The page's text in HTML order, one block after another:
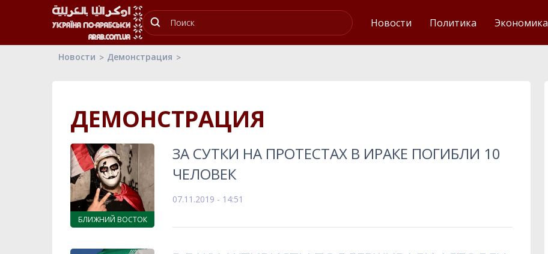
Новости Политика Экономика
Новости Демонстрация
ДЕМОНСТРАЦИЯ
БЛИЖНИЙ ВОСТОК
ЗА СУТКИ НА ПРОТЕСТАХ В ИРАКЕ ПОГИБЛИ 10
ЧЕЛОВЕК
07.11.2019 - 14:51